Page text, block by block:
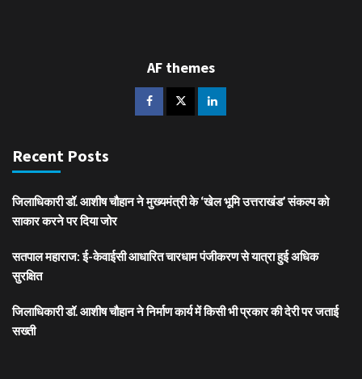
AF themes
Recent Posts
जिलाधिकारी डॉ. आशीष चौहान ने मुख्यमंत्री के ‘खेल भूमि उत्तराखंड’ संकल्प को
साकार करने पर दिया जोर
सतपाल महाराज: ई-केवाईसी आधारित चारधाम पंजीकरण से यात्रा हुई अधिक
सुरक्षित
जिलाधिकारी डॉ. आशीष चौहान ने निर्माण कार्य में किसी भी प्रकार की देरी पर जताई
सख्ती